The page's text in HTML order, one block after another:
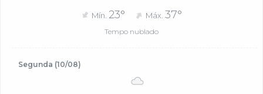
Mín. 23° Máx. 37°
Tempo nublado
Segunda (10/08)